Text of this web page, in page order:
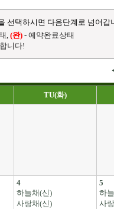
선택하시면 다음단계로 넘어갑
, (완) - 예약완료상태
니다!
TU(화)
4
하늘채(신)
사랑채(신)
5
하
사